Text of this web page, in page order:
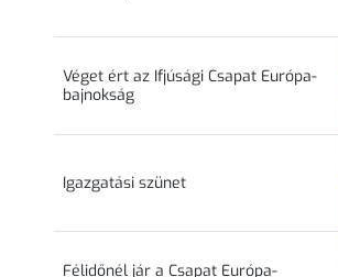
Véget ért az Ifjúsági Csapat Európa-
bajnokság
Igazgatási szünet
Félidőnél jár a Csapat Európa-